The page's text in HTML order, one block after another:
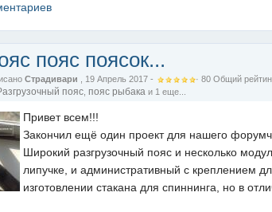
пояс поясок...
Страдивари , 19 Апрель 2017 - ·80 Общий
пояс пояс рыбака и 1 еще...
Привет всем!!!
Закончил ещё один проект для нашего
Широкий разгрузочный пояс и несколько
липучке, и административный с креплением
изготовлении стакана для спиннинга, но в